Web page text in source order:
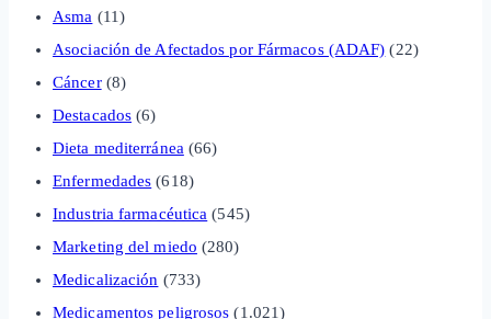
Asma (11)
Asociación de Afectados por Fármacos (ADAF) (22)
Cáncer(8)
Destacados (6)
Dieta mediterránea (66)
Enfermedades (618)
Industria farmacéutica (545)
Marketing del miedo (280)
Medicalización (733)
Medicamentos peligrosos (1.021)